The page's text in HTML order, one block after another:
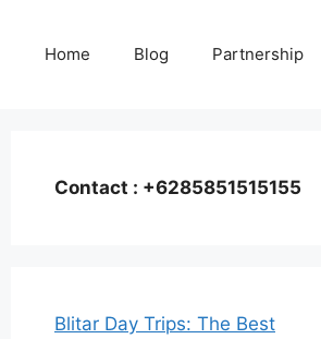
Home Blog Partnership
Contact : +6285851515155
Blitar Day Trips: The Best